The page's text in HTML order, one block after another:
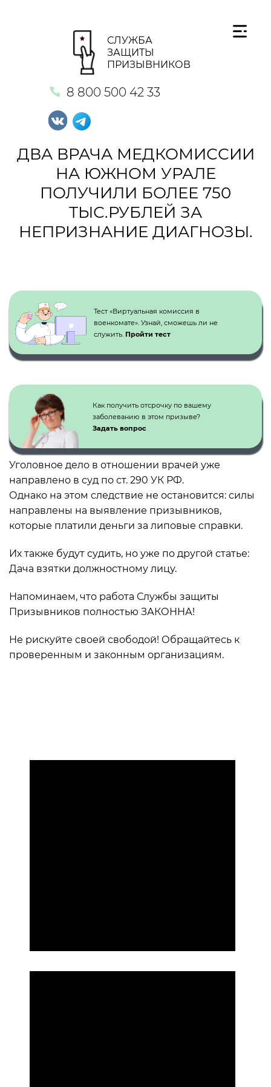
СЛУЖБА
ЗАЩИТЫ
ПРИЗЫВНИКОВ
8 800 500 42 33
ДВА ВРАЧА МЕДКОМИССИИ
НА ЮЖНОМ УРАЛЕ
ПОЛУЧИЛИ БОЛЕЕ 750
ТЫС.РУБЛЕЙ ЗА
НЕПРИЗНАНИЕ ДИАГНОЗЫ.
Тест «Виртуальная комиссия в
военкомате». Узнай, сможешь ли не
служить. Пройти тест
Как получить отсрочку по вашему
заболеванию в этом призыве?
Задать вопрос
Уголовное дело в отношении врачей уже
направлено в суд по ст. 290 УК РФ.
Однако на этом следствие не остановится: силы
направлены на выявление призывников,
которые платили деньги за липовые справки.
Их также будут судить, но уже по другой статье:
Дача взятки должностному лицу.
Напоминаем, что работа Службы защиты
Призывников полностью ЗАКОННА!
Не рискуйте своей свободой! Обращайтесь к
проверенным и законным организациям.